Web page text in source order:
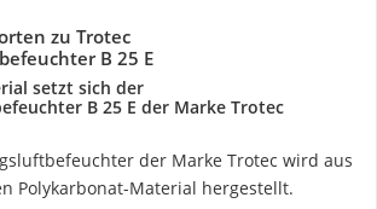
zu Trotec
B 25 E
setzt sich der
B 25 E der Marke Trotec
der Marke Trotec wird aus
Polykarbonat-Material hergestellt.